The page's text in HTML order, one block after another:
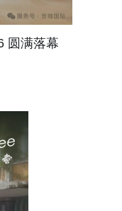
圆满落幕